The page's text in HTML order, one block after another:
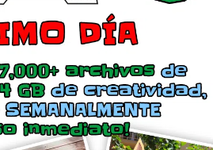
septiembre 3, 2016
En «Anime»